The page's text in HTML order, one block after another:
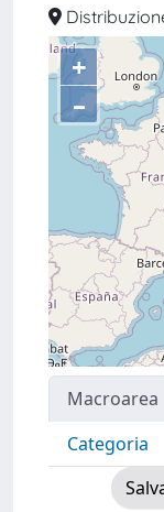
+
–
Macroarea
Categoria